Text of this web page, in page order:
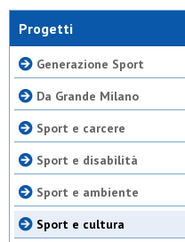
Progetti
Generazione Sport
Da Grande Milano
Sport e carcere
Sport e disabilità
Sport e ambiente
Sport e cultura